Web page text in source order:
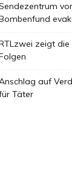
zeigt die
auf
Täter